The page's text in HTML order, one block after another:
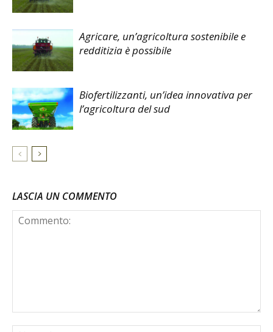
Agricare, un’agricoltura sostenibile e
redditizia è possibile
Biofertilizzanti, un’idea innovativa per
l’agricoltura del sud
LASCIA UN COMMENTO